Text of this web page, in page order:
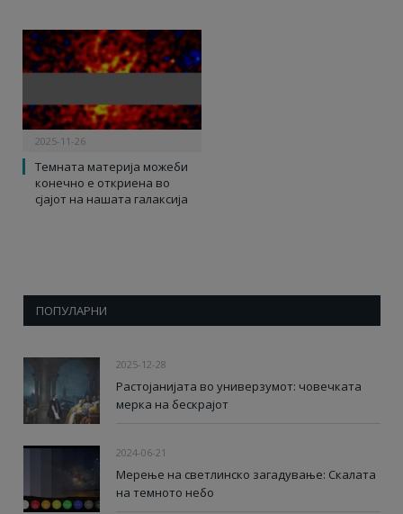
2025-11-26
Темната материја можеби
конечно е откриена во
сјајот на нашата галаксија
ПОПУЛАРНИ
2025-12-28
Растојанијата во универзумот: човечката
мерка на бескрајот
2024-06-21
Мерење на светлинско загадување: Скалата
на темното небо